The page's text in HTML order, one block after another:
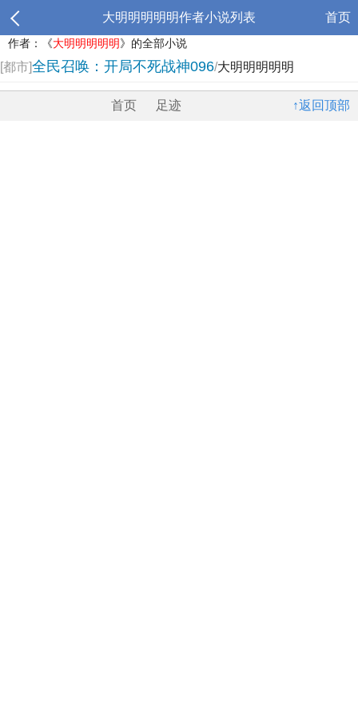
大明明明明明作者小说列表 首页
作者：《大明明明明明》的全部小说
[都市]全民召唤：开局不死战神096/大明明明明明
↑返回顶部
首页 足迹